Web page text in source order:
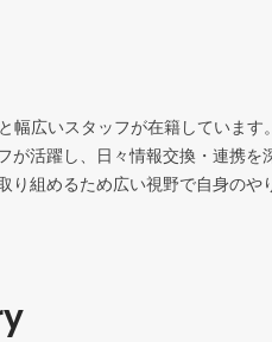
幅広いスタッフが在籍しています
が活躍し、日々情報交換・連携を
り組めるため広い視野で自身のや